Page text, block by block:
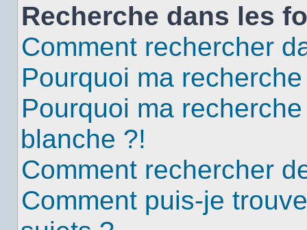
Recherche dans les
Comment rechercher
Pourquoi ma
Pourquoi ma
blanche ?!
Comment rechercher
Comment puis-je